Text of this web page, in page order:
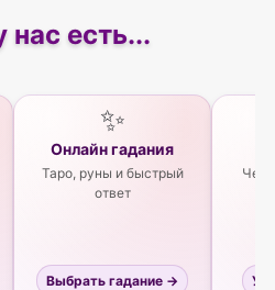
есть...
✨
Онлайн гадания
Таро, руны и быстрый
ответ
Выбрать гадание →